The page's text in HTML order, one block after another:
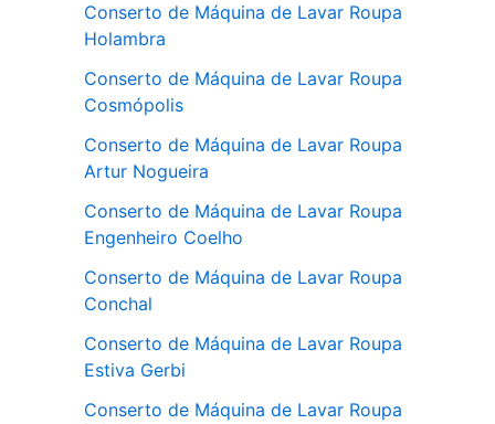
Conserto de Máquina de Lavar Roupa
Holambra
Conserto de Máquina de Lavar Roupa
Cosmópolis
Conserto de Máquina de Lavar Roupa
Artur Nogueira
Conserto de Máquina de Lavar Roupa
Engenheiro Coelho
Conserto de Máquina de Lavar Roupa
Conchal
Conserto de Máquina de Lavar Roupa
Estiva Gerbi
Conserto de Máquina de Lavar Roupa